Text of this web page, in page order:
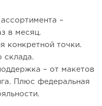
–
в месяц.
конкретной точки.
склада.
– от макетов
Плюс федеральная